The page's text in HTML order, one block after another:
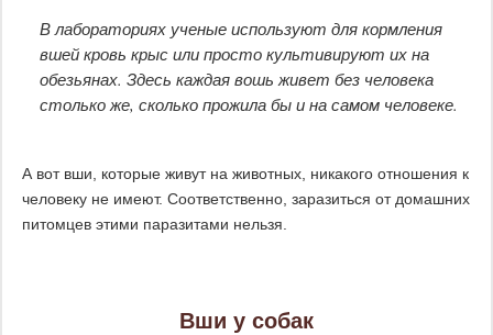
В лабораториях ученые используют для кормления
вшей кровь крыс или просто культивируют их на
обезьянах. Здесь каждая вошь живет без человека
столько же, сколько прожила бы и на самом человеке.
А вот вши, которые живут на животных, никакого отношения к
человеку не имеют. Соответственно, заразиться от домашних
питомцев этими паразитами нельзя.
Вши у собак